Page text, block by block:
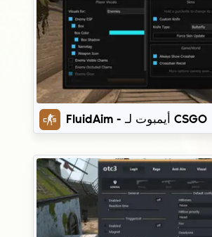
FluidAim
FluidAim - أيمبوت لـ CSGO